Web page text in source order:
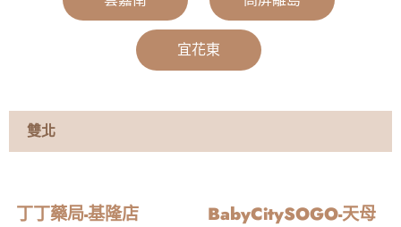
宜花東
雙北
丁丁藥局-基隆店
BabyCitySOGO-天母